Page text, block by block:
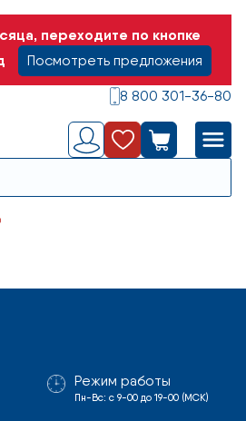
переходите по кнопке
Посмотреть предложения
8 800 301-36-80
Режим работы
Пн-Вс: с 9-00 до 19-00 (МСК)